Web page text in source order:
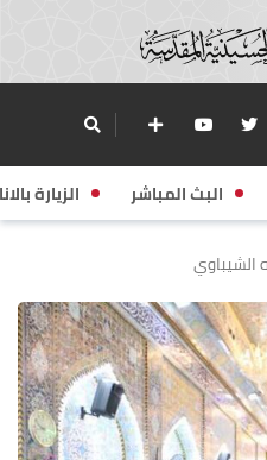
البث المباشر الزيارة
الشيباوي